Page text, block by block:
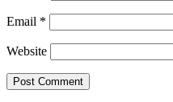
Email *
Website